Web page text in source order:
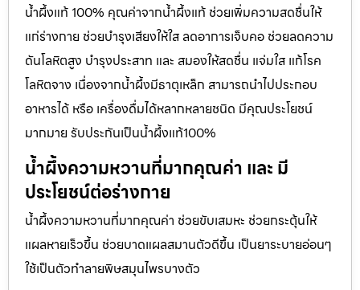
น้ำผึ้งแท้ 100% คุณค่าจากน้ำผึ้งแท้ ช่วยเพิ่มความสดชื่นให้
แก่ร่างกาย ช่วยบำรุงเสียงให้ใส ลดอาการเจ็บคอ ช่วยลดความ
ดันโลหิตสูง บำรุงประสาท และ สมองให้สดชื่น แจ่มใส แก้โรค
โลหิตจาง เนื่องจากน้ำผึ้งมีธาตุเหล็ก สามารถนำไปประกอบ
อาหารได้ หรือ เครื่องดื่มได้หลากหลายชนิด มีคุณประโยชน์
มากมาย รับประกันเป็นน้ำผึ้งแท้100%
น้ำผึ้งความหวานที่มากคุณค่า และ มี
ประโยชน์ต่อร่างกาย
น้ำผึ้งความหวานที่มากคุณค่า ช่วยขับเสมหะ ช่วยกระตุ้นให้
แผลหายเร็วขึ้น ช่วยบาดแผลสมานตัวดีขึ้น เป็นยาระบายอ่อนๆ
ใช้เป็นตัวทำลายพิษสมุนไพรบางตัว